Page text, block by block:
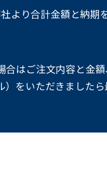
より合計金額と納期
はご注文内容と金
をいただきました